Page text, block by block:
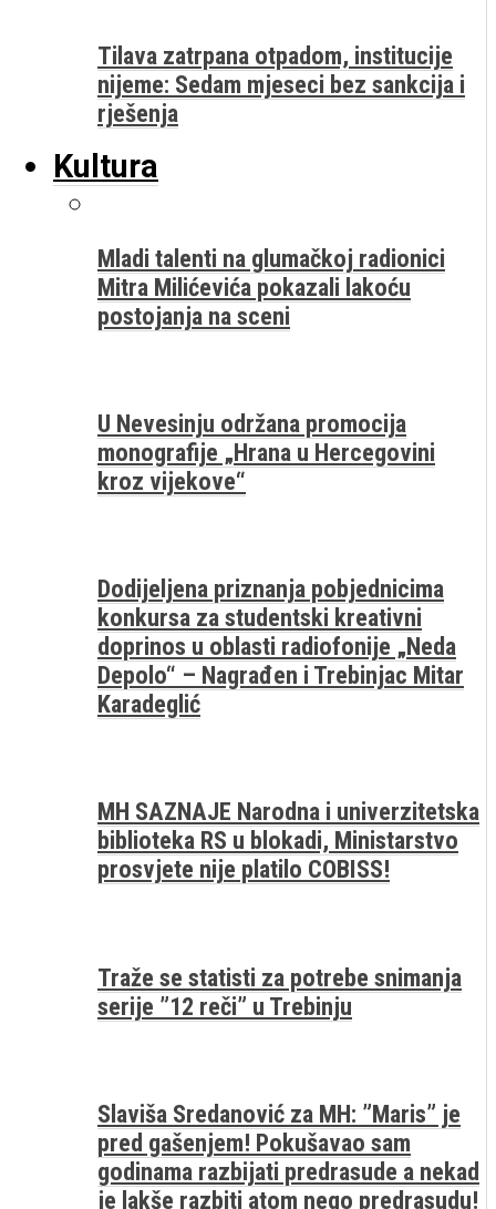
Tilava zatrpana otpadom, institucije
nijeme: Sedam mjeseci bez sankcija i
rješenja
Kultura
Mladi talenti na glumačkoj radionici
Mitra Milićevića pokazali lakoću
postojanja na sceni
U Nevesinju održana promocija
monografije „Hrana u Hercegovini
kroz vijekove“
Dodijeljena priznanja pobjednicima
konkursa za studentski kreativni
doprinos u oblasti radiofonije „Neda
Depolo“ – Nagrađen i Trebinjac Mitar
Karadeglić
MH SAZNAJE Narodna i univerzitetska
biblioteka RS u blokadi, Ministarstvo
prosvjete nije platilo COBISS!
Traže se statisti za potrebe snimanja
serije ”12 reči” u Trebinju
Slaviša Sredanović za MH: ”Maris” je
pred gašenjem! Pokušavao sam
godinama razbijati predrasude a nekad
je lakše razbiti atom nego predrasudu!